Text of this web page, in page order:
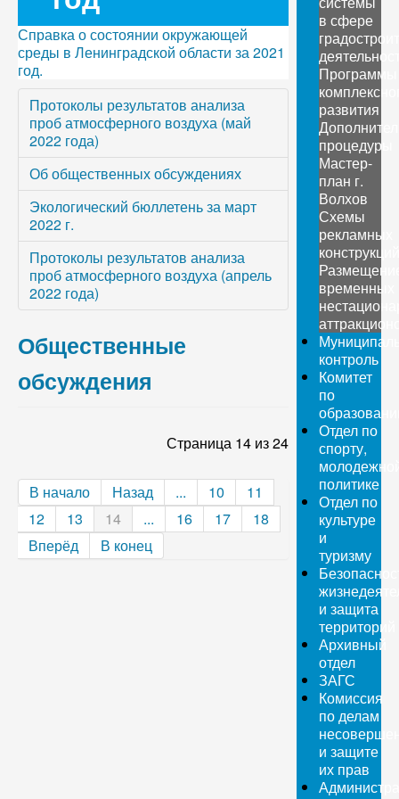
Справка о состоянии окружающей
среды в Ленинградской области за 2021
год.
Протоколы результатов анализа
проб атмосферного воздуха (май
2022 года)
Об общественных обсуждениях
Экологический бюллетень за март
2022 г.
Протоколы результатов анализа
проб атмосферного воздуха (апрель
2022 года)
Общественные
обсуждения
Страница 14 из 24
В начало Назад ... 10
11
12
13 14 ... 16 17
18
Вперёд
В конец
в сфере
Программы
развития
процедуры
Мастер-
план г.
Волхов
Схемы
рекламных
конструкций
временных
контроль
Комитет
по
Отдел по
спорту,
политике
Отдел по
культуре
и
туризму
и защита
территорий
Архивный
отдел
ЗАГС
Комиссия
по делам
и защите
их прав